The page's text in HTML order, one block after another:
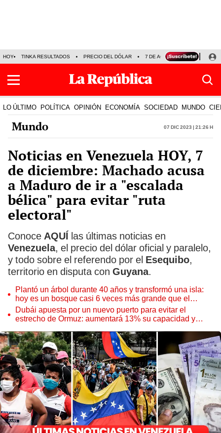
HOY TINKA RESULTADOS PRECIO DEL DÓLAR 7 DE AGOSTO OLLANTA
LO ÚLTIMO POLÍTICA OPINIÓN ECONOMÍA SOCIEDAD MUNDO
Mundo 07 Dic 2023 | 21:26 h
Noticias en Venezuela HOY, 7
de diciembre: Machado acusa
a Maduro de ir a "escalada
bélica" para evitar "ruta
electoral"
Conoce AQUÍ las últimas noticias en
Venezuela, el precio del dólar oficial y paralelo,
y todo sobre el referendo por el Esequibo,
territorio en disputa con Guyana.
Plantó un árbol durante 40 años y transformó una isla:
hoy es un bosque casi 6 veces más grande que el
Parque de las Leyendas
Dubái apuesta por un nuevo puerto para evitar el
estrecho de Ormuz: aumentará 13% su capacidad y